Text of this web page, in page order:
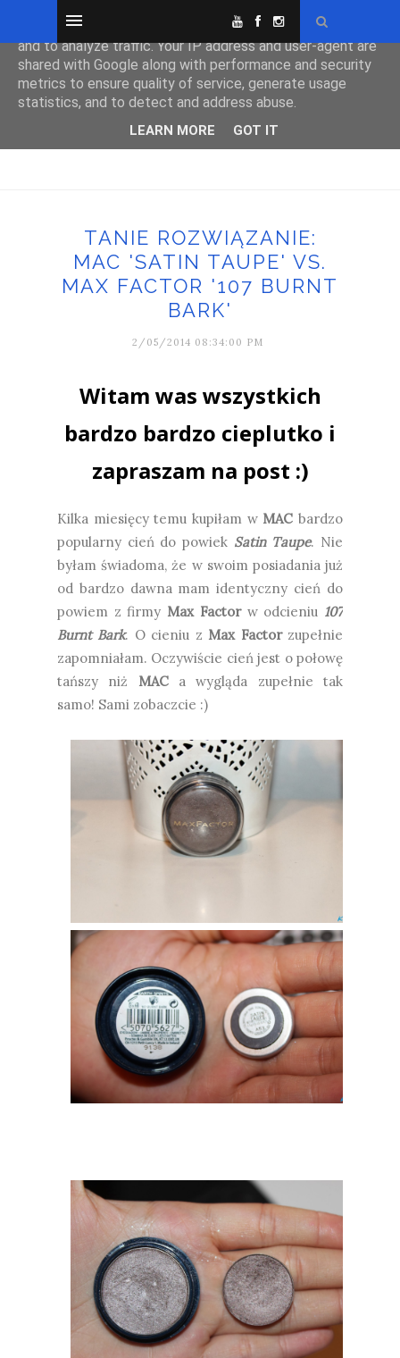
TANIE ROZWIĄZANIE:
MAC 'SATIN TAUPE' VS.
MAX FACTOR '107 BURNT
BARK'
2/05/2014 08:34:00 PM
Witam was wszystkich
bardzo bardzo cieplutko i
zapraszam na post :)
Kilka miesięcy temu kupiłam w MAC bardzo
popularny cień do powiek Satin Taupe. Nie
byłam świadoma, że w swoim posiadania już
od bardzo dawna mam identyczny cień do
powiem z firmy Max Factorw odcieniu 107
Burnt Bark. O cieniu z Max Factorzupełnie
zapomniałam. Oczywiście cień jest o połowę
tańszy niż MACa wygląda zupełnie tak
samo! Sami zobaczcie :)
This site uses cookies from Google to deliver its services
and to analyze traffic. Your IP address and user-agent are
shared with Google along with performance and security
metrics to ensure quality of service, generate usage
statistics, and to detect and address abuse.
LEARN MORE GOT IT